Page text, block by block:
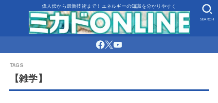
偉人伝から最新技術まで！エネルギーの知識を分かりやすく
SEARCH
【雑学】